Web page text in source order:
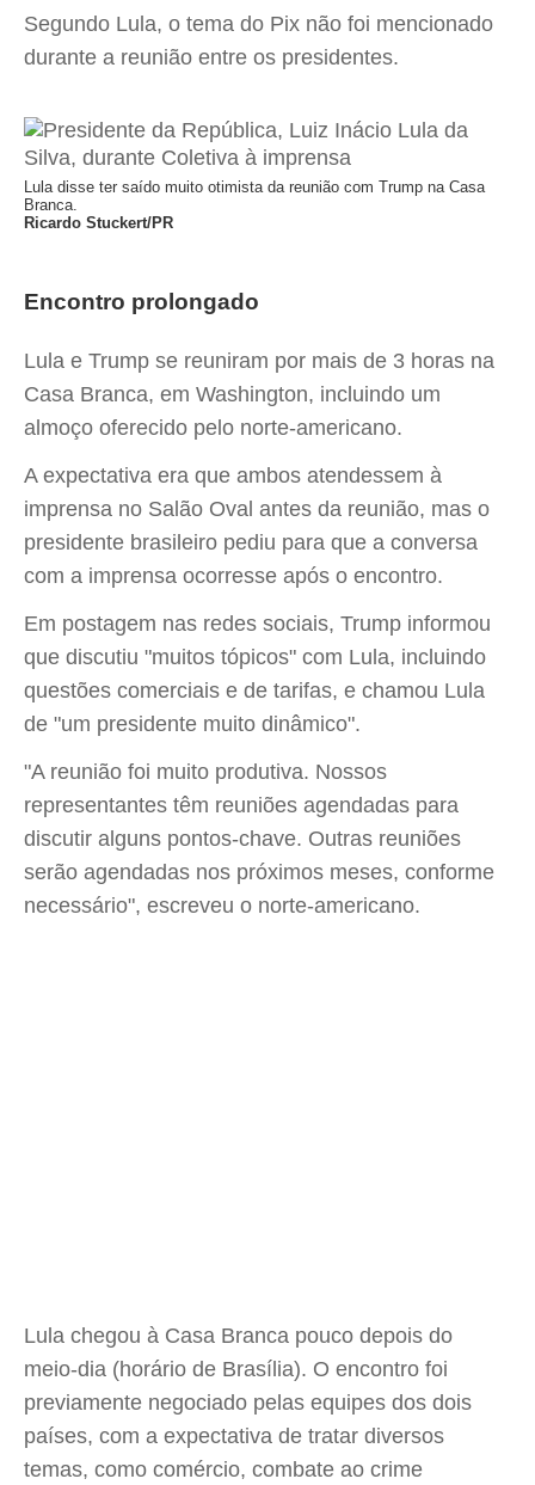
Segundo Lula, o tema do Pix não foi mencionado
durante a reunião entre os presidentes.
Lula disse ter saído muito otimista da reunião com Trump na Casa
Branca.
Ricardo Stuckert/PR
Encontro prolongado
Lula e Trump se reuniram por mais de 3 horas na
Casa Branca, em Washington, incluindo um
almoço oferecido pelo norte-americano.
A expectativa era que ambos atendessem à
imprensa no Salão Oval antes da reunião, mas o
presidente brasileiro pediu para que a conversa
com a imprensa ocorresse após o encontro.
Em postagem nas redes sociais, Trump informou
que discutiu "muitos tópicos" com Lula, incluindo
questões comerciais e de tarifas, e chamou Lula
de "um presidente muito dinâmico".
"A reunião foi muito produtiva. Nossos
representantes têm reuniões agendadas para
discutir alguns pontos-chave. Outras reuniões
serão agendadas nos próximos meses, conforme
necessário", escreveu o norte-americano.
Lula chegou à Casa Branca pouco depois do
meio-dia (horário de Brasília). O encontro foi
previamente negociado pelas equipes dos dois
países, com a expectativa de tratar diversos
temas, como comércio, combate ao crime